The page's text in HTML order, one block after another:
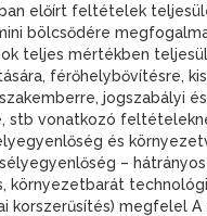
előírt feltételek
bölcsődére
teljes mértékben
férőhelybővítésre,
jogszabályi
stb vonatkozó
és
–
környezetbarát
korszerűsítés) megfelel A